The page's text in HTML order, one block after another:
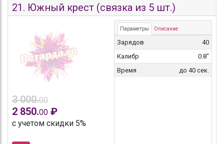
21. Южный крест (связка из 5 шт.)
3 000.00
2 850.00 ₽
с учетом скидки 5%
Параметры Описание
Зарядов
40
Калибр
0.8"
Время
до 40 сек.